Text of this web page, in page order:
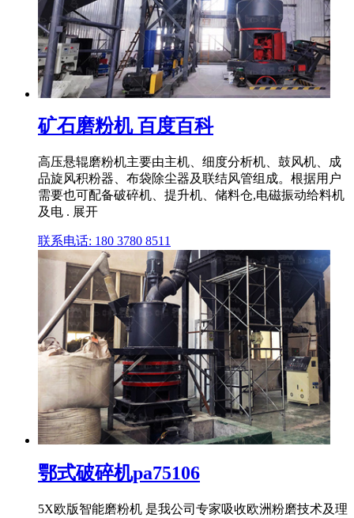
矿石磨粉机 百度百科
高压悬辊磨粉机主要由主机、细度分析机、鼓风机、成
品旋风积粉器、布袋除尘器及联结风管组成。根据用户
需要也可配备破碎机、提升机、储料仓,电磁振动给料机
及电 . 展开
联系电话: 180 3780 8511
鄂式破碎机pa75106
5X欧版智能磨粉机 是我公司专家吸收欧洲粉磨技术及理